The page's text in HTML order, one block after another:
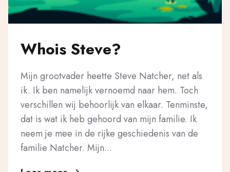
Whois Steve?
Mijn grootvader heette Steve Natcher, net als
ik. Ik ben namelijk vernoemd naar hem. Toch
verschillen wij behoorlijk van elkaar. Tenminste,
dat is wat ik heb gehoord van mijn familie. Ik
neem je mee in de rijke geschiedenis van de
familie Natcher. Mijn...